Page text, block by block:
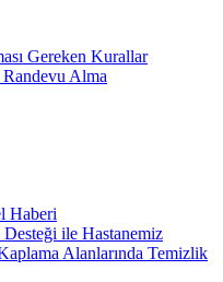
Gereken Kurallar
Alma
Haberi
ile Hastanemiz
Alanlarında Temizlik